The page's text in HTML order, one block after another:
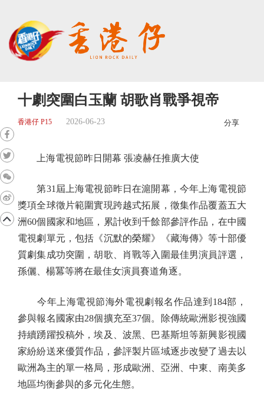
十劇突圍白玉蘭 胡歌肖戰爭視帝
香港仔 P15 2026-06-23 分享
上海電視節昨日開幕 張凌赫任推廣大使
第31屆上海電視節昨日在滬開幕，今年上海電視節
獎項全球徵片範圍實現跨越式拓展，徵集作品覆蓋五大
洲60個國家和地區，累計收到千餘部參評作品，在中國
電視劇單元，包括《沉默的榮耀》《藏海傳》等十部優
質劇集成功突圍，胡歌、肖戰等入圍最佳男演員評選，
孫儷、楊冪等將在最佳女演員賽道角逐。
今年上海電視節海外電視劇報名作品達到184部，
參與報名國家由28個擴充至37個。除傳統歐洲影視強國
持續踴躍投稿外，埃及、波黑、巴基斯坦等新興影視國
家紛紛送來優質作品，參評製片區域逐步改變了過去以
歐洲為主的單一格局，形成歐洲、亞洲、中東、南美多
地區均衡參與的多元化生態。